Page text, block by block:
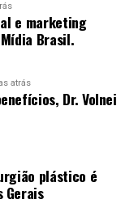
em inteligência de
brasileiro,
mercado
e operações
de qi”) se
distensão ou
Se essa
dizendo que o
ou a agulha
ou houve
é
da agulha,
ser
sacudir e
e marketing
Brasil.
atrás
Dr. Volnei
plástico é
Gerais